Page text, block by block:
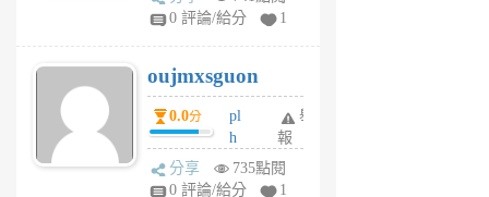
V
個
月
前
gy
個
月
前
0 評論/給分
1
oujmxsguon
0.0分
pl
h
wi
w
舉
報
分享
735點閱
0 評論/給分
1